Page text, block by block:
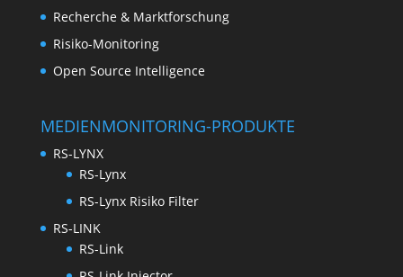
Recherche & Marktforschung
Risiko-Monitoring
Open Source Intelligence
MEDIENMONITORING-PRODUKTE
RS-LYNX
RS-Lynx
RS-Lynx Risiko Filter
RS-LINK
RS-Link